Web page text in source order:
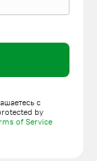
с
by
of Service